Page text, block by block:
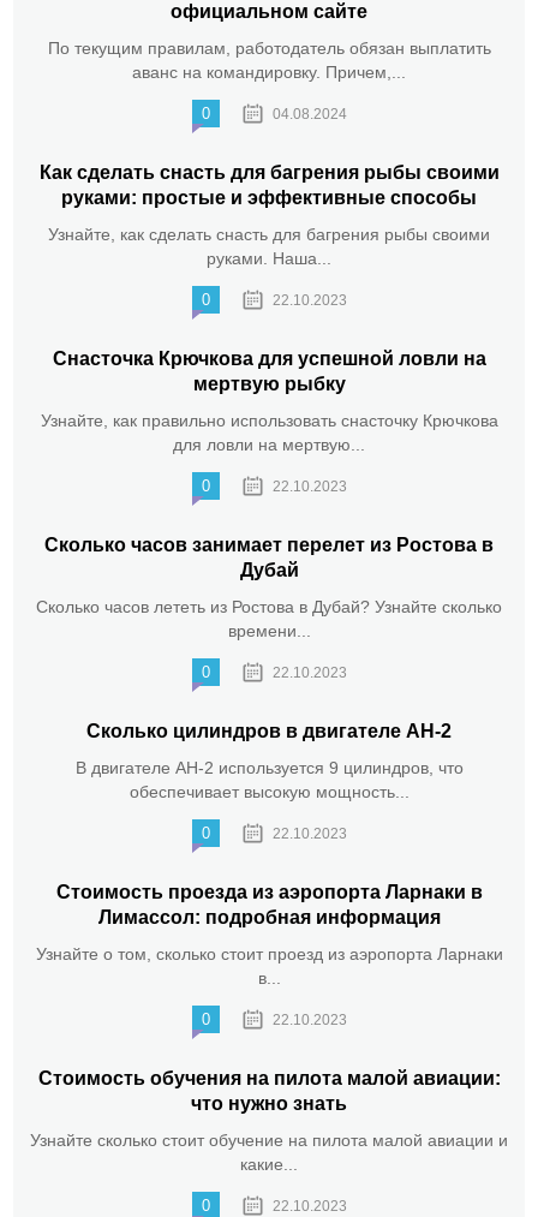
официальном сайте
По текущим правилам, работодатель обязан выплатить
аванс на командировку. Причем,...
0 04.08.2024
Как сделать снасть для багрения рыбы своими
руками: простые и эффективные способы
Узнайте, как сделать снасть для багрения рыбы своими
руками. Наша...
0 22.10.2023
Снасточка Крючкова для успешной ловли на
мертвую рыбку
Узнайте, как правильно использовать снасточку Крючкова
для ловли на мертвую...
0 22.10.2023
Сколько часов занимает перелет из Ростова в
Дубай
Сколько часов лететь из Ростова в Дубай? Узнайте сколько
времени...
0 22.10.2023
Сколько цилиндров в двигателе АН-2
В двигателе АН-2 используется 9 цилиндров, что
обеспечивает высокую мощность...
0 22.10.2023
Стоимость проезда из аэропорта Ларнаки в
Лимассол: подробная информация
Узнайте о том, сколько стоит проезд из аэропорта Ларнаки
в...
0 22.10.2023
Стоимость обучения на пилота малой авиации:
что нужно знать
Узнайте сколько стоит обучение на пилота малой авиации и
какие...
0 22.10.2023